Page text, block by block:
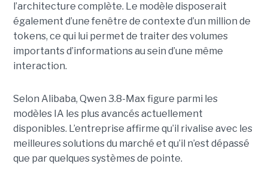
l’architecture complète. Le modèle disposerait
également d’une fenêtre de contexte d’un million de
tokens, ce qui lui permet de traiter des volumes
importants d’informations au sein d’une même
interaction.
Selon Alibaba, Qwen 3.8-Max figure parmi les
modèles IA les plus avancés actuellement
disponibles. L’entreprise affirme qu’il rivalise avec les
meilleures solutions du marché et qu’il n’est dépassé
que par quelques systèmes de pointe.